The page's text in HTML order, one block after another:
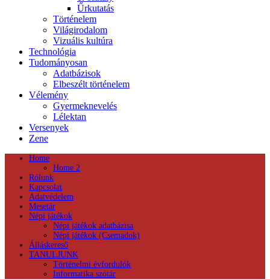
Űrkutatás
Történelem
Világirodalom
Vizuális kultúra
Technológia
Tudományosan
Adatbázisok
Elbeszélt történelem
Vélemény
Gyermeknevelés
Lélektan
Versenyek
Zene
Home
Home 2
Rólunk
Kapcsolat
Adatvédelem
Mesetár
Népi játékok
Népi játékok adatbázisa
Népi játékok (Csemadok)
Álláskereső
TANULJUNK
Történelmi évfordulók
Informatika szótár